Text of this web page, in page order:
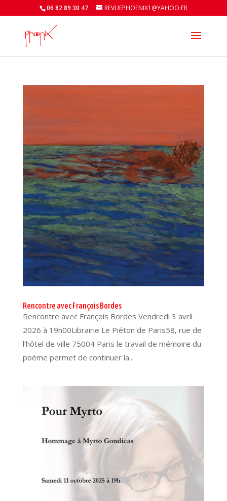
06 82 89 30 47 REVUEPHOENIX1@YAHOO.FR
Rencontre avec François Bordes
Rencontre avec François Bordes Vendredi 3 avril
2026 à 19h00Librairie Le Piéton de Paris58, rue de
l’hôtel de ville 75004 Paris le travail de mémoire du
poème permet de continuer la...